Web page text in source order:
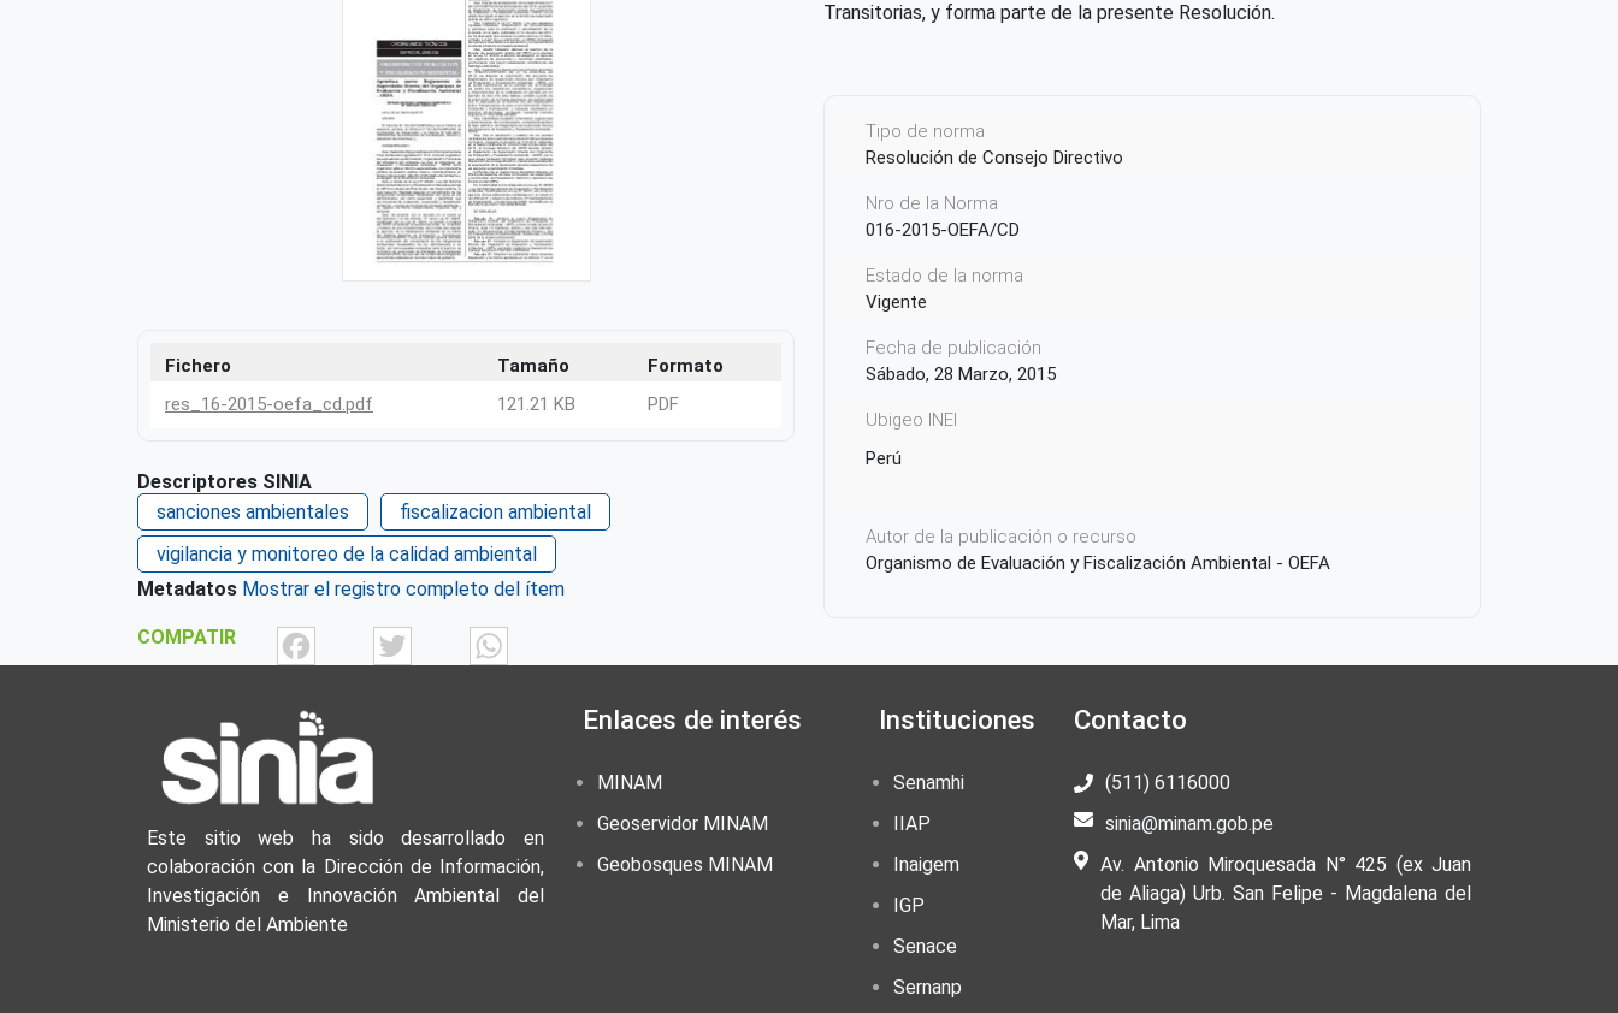
Fichero Tamaño
Formato
res_16-2015-oefa_cd.pdf
121.21 KB PDF
Descriptores SINIA
sanciones ambientales
fiscalizacion ambiental
vigilancia y monitoreo de la calidad ambiental
Metadatos Mostrar el registro completo del ítem
COMPATIR FacebookTwitter
Transitorias, y forma parte de la presente Resolución.
Tipo de norma
Resolución de Consejo Directivo
Nro de la Norma
016-2015-OEFA/CD
Estado de la norma
Vigente
Fecha de publicación
Sábado, 28 Marzo, 2015
Ubigeo INEI
Perú
Autor de la publicación o recurso
Organismo de Evaluación y Fiscalización Ambiental - OEFA
Este sitio web ha sido desarrollado en
colaboración con la Dirección de Información,
Investigación e Innovación Ambiental del
Ministerio del Ambiente
Enlaces de interés
MINAM
Geoservidor MINAM
Geobosques MINAM
Instituciones
Senamhi
IIAP
Inaigem
IGP
Senace
Sernanp
Contacto
(511) 6116000
sinia@minam.gob.pe
Av. Antonio Miroquesada N° 425 (ex Juan
de Aliaga) Urb. San Felipe - Magdalena del
Mar, Lima